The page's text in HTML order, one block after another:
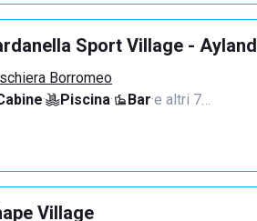
Sport Village - Ayland
Borromeo
· Piscina· Bar·e altri 7…
Village